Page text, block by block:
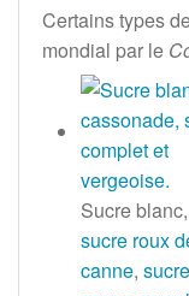
Certains types
mondial par le
Sucre blanc,
sucre roux
canne,